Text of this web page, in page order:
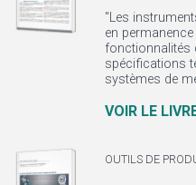
"Les
en
fonctionnalités
spécifications
systèmes de
VOIR LE
OUTILS DE